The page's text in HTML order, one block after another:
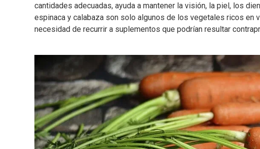
cantidades adecuadas, ayuda a mantener la visión, la piel, los
espinaca y calabaza son solo algunos de los vegetales ricos en
necesidad de recurrir a suplementos que podrían resultar